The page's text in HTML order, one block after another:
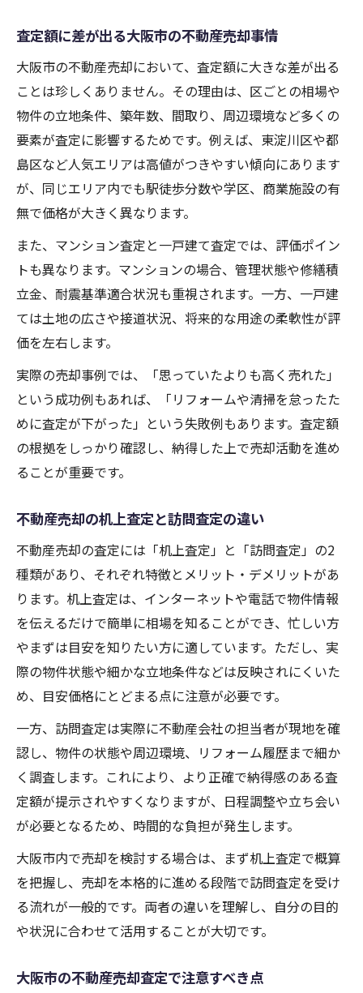
査定額に差が出る大阪市の不動産売却事情
大阪市の不動産売却において、査定額に大きな差が出る
ことは珍しくありません。その理由は、区ごとの相場や
物件の立地条件、築年数、間取り、周辺環境など多くの
要素が査定に影響するためです。例えば、東淀川区や都
島区など人気エリアは高値がつきやすい傾向にあります
が、同じエリア内でも駅徒歩分数や学区、商業施設の有
無で価格が大きく異なります。
また、マンション査定と一戸建て査定では、評価ポイン
トも異なります。マンションの場合、管理状態や修繕積
立金、耐震基準適合状況も重視されます。一方、一戸建
ては土地の広さや接道状況、将来的な用途の柔軟性が評
価を左右します。
実際の売却事例では、「思っていたよりも高く売れた」
という成功例もあれば、「リフォームや清掃を怠ったた
めに査定が下がった」という失敗例もあります。査定額
の根拠をしっかり確認し、納得した上で売却活動を進め
ることが重要です。
不動産売却の机上査定と訪問査定の違い
不動産売却の査定には「机上査定」と「訪問査定」の2
種類があり、それぞれ特徴とメリット・デメリットがあ
ります。机上査定は、インターネットや電話で物件情報
を伝えるだけで簡単に相場を知ることができ、忙しい方
やまずは目安を知りたい方に適しています。ただし、実
際の物件状態や細かな立地条件などは反映されにくいた
め、目安価格にとどまる点に注意が必要です。
一方、訪問査定は実際に不動産会社の担当者が現地を確
認し、物件の状態や周辺環境、リフォーム履歴まで細か
く調査します。これにより、より正確で納得感のある査
定額が提示されやすくなりますが、日程調整や立ち会い
が必要となるため、時間的な負担が発生します。
大阪市内で売却を検討する場合は、まず机上査定で概算
を把握し、売却を本格的に進める段階で訪問査定を受け
る流れが一般的です。両者の違いを理解し、自分の目的
や状況に合わせて活用することが大切です。
大阪市の不動産売却査定で注意すべき点